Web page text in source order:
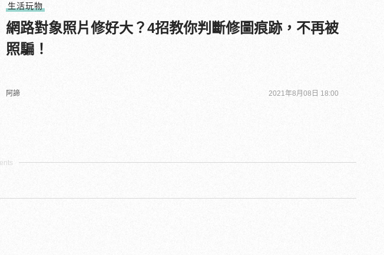
生活玩物
網路對象照片修好大？4招教你判斷修圖痕跡，不再被
照騙！
阿諦 2021年8月08日 18:00